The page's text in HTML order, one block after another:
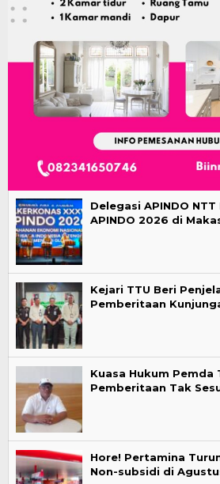
Delegasi APINDO
APINDO 2026 di
Kejari TTU Beri
Pemberitaan
Kuasa Hukum Pemda
Pemberitaan Tak
Hore! Pertamina
Non-subsidi di